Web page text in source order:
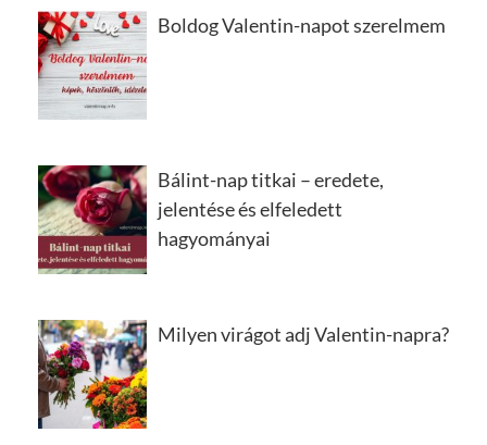
Boldog Valentin-napot szerelmem
Bálint-nap titkai – eredete,
jelentése és elfeledett
hagyományai
Milyen virágot adj Valentin-napra?